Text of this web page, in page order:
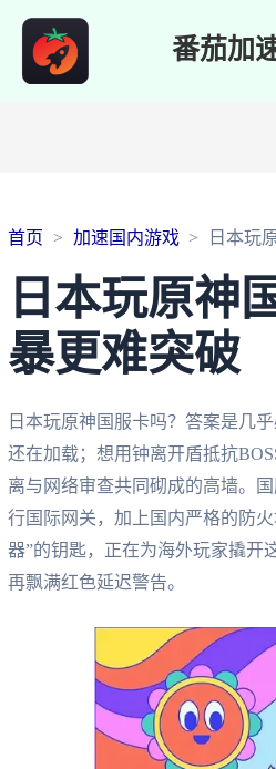
番茄加
首页 加速国内游戏 日本玩
日本玩原神
暴更难突破
日本玩原神国服卡吗？答案是几
还在加载；想用钟离开盾抵抗
离与网络审查共同砌成的高墙。
行国际网关，加上国内严格的防
器”的钥匙，正在为海外玩家撬开
再飘满红色延迟警告。